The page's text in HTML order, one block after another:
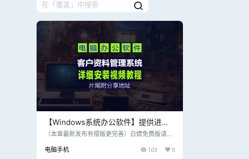
【Windows系统办公软件】提供进销
存、财务、生产、CRM等一体化解决
（本章最新发布有偿版更完善）白嫖免费版请点
化解决方案，适用于零售、批发、制造等多个行
电脑手机 103 0